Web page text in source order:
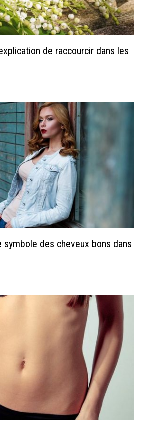
de raccourcir dans les
symbole des cheveux bons dans